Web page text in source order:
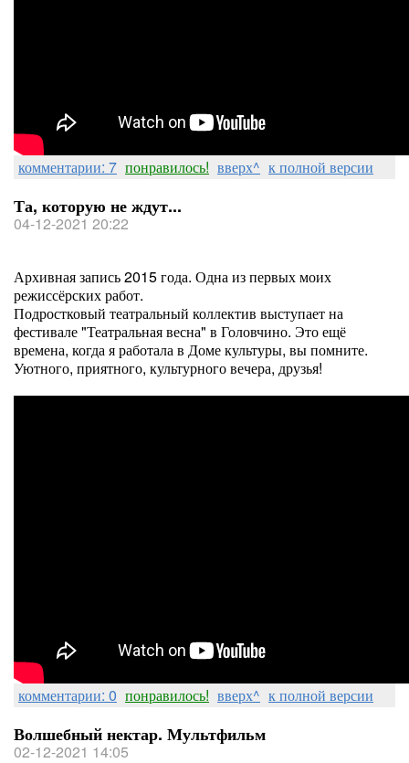
комментарии: 7 понравилось! вверх^ к полной версии
Та, которую не ждут...
04-12-2021 20:22
Архивная запись 2015 года. Одна из первых моих
режиссёрских работ.
Подростковый театральный коллектив выступает на
фестивале "Театральная весна" в Головчино. Это ещё
времена, когда я работала в Доме культуры, вы помните.
Уютного, приятного, культурного вечера, друзья!
комментарии: 0 понравилось! вверх^ к полной версии
Волшебный нектар. Мультфильм
02-12-2021 14:05